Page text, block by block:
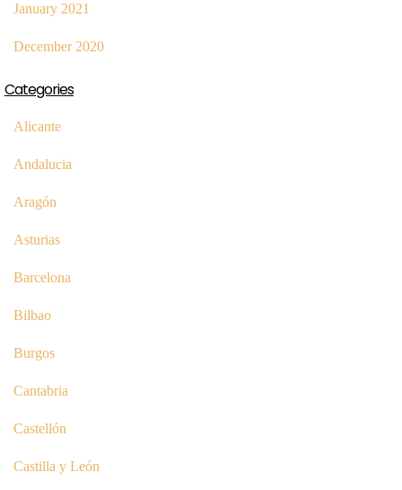
January 2021
December 2020
Categories
Alicante
Andalucia
Aragón
Asturias
Barcelona
Bilbao
Burgos
Cantabria
Castellón
Castilla y León